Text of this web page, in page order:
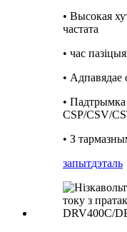
• Высокая
частата
• час
• Адпавядае
•
CSP/CSV/
• З
запытдэталь